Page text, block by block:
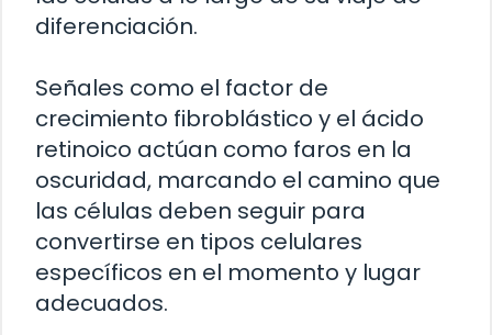
diferenciación.
Señales como el factor de
crecimiento fibroblástico y el ácido
retinoico actúan como faros en la
oscuridad, marcando el camino que
las células deben seguir para
convertirse en tipos celulares
específicos en el momento y lugar
adecuados.